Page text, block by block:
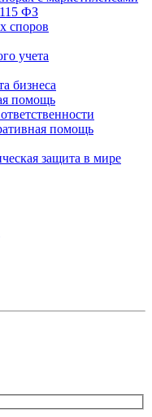
ФЗ
споров
учета
бизнеса
помощь
помощь
защита в мире